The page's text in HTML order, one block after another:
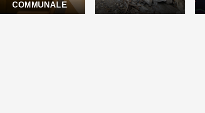
COMMUNALE